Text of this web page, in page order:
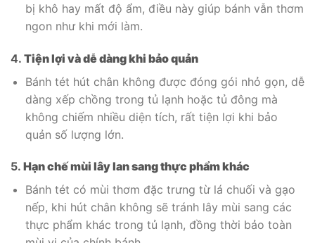
bị khô hay mất độ ẩm, điều này giúp bánh vẫn thơm
ngon như khi mới làm.
4. Tiện lợi và dễ dàng khi bảo quản
Bánh tét hút chân không được đóng gói nhỏ gọn, dễ
dàng xếp chồng trong tủ lạnh hoặc tủ đông mà
không chiếm nhiều diện tích, rất tiện lợi khi bảo
quản số lượng lớn.
5. Hạn chế mùi lây lan sang thực phẩm khác
Bánh tét có mùi thơm đặc trưng từ lá chuối và gạo
nếp, khi hút chân không sẽ tránh lây mùi sang các
thực phẩm khác trong tủ lạnh, đồng thời bảo toàn